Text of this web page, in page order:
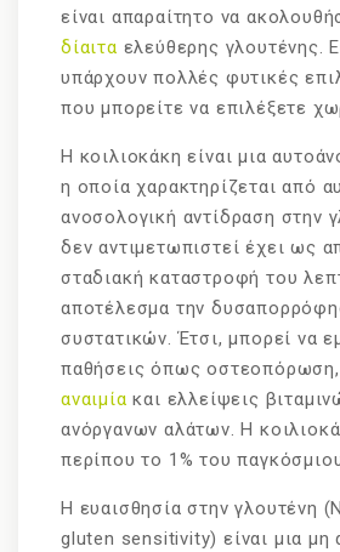
είναι απαραίτητο να
δίαιτα ελεύθερης γλουτένης.
υπάρχουν πολλές φυτικές
που μπορείτε να επιλέξετε
Η κοιλιοκάκη είναι μια
η οποία χαρακτηρίζεται από
ανοσολογική αντίδραση στην
δεν αντιμετωπιστεί έχει ως
σταδιακή καταστροφή του
αποτέλεσμα την
συστατικών. Έτσι, μπορεί να
παθήσεις όπως οστεοπόρωση,
αναιμία και ελλείψεις
ανόργανων αλάτων. Η
περίπου το 1% του
Η ευαισθησία στην γλουτένη
gluten sensitivity) είναι μια μη